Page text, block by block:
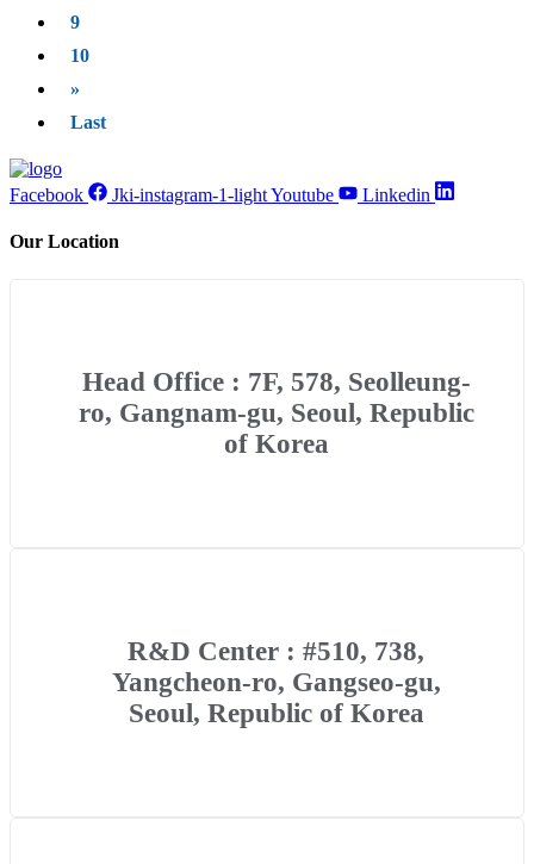
9
10
»
Last
Facebook Jki-instagram-1-lightYoutube Linkedin
Our Location
Head Office : 7F, 578, Seolleung-
ro, Gangnam-gu, Seoul, Republic
of Korea
R&D Center : #510, 738,
Yangcheon-ro, Gangseo-gu,
Seoul, Republic of Korea